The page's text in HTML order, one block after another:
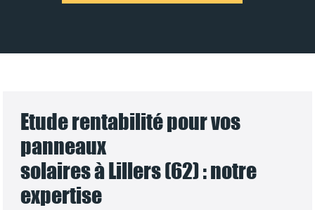
Etude rentabilité pour vos
panneaux
solaires à Lillers (62) : notre
expertise